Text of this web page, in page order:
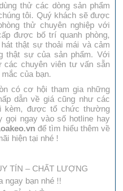
thử các dòng sản phẩm
tôi. Quý khách sẽ được
thử chuyên nghiệp với
được bố trí quanh phòng,
thật sự thoải mái và cảm
thật sự của sản phẩm. Với
chuyên viên tư vấn sẵn
của bạn.
có cơ hội tham gia những
dẫn về giá cũng như các
kèm, được tổ chức thường
gọi ngay vào số hotline hay
để tìm hiểu thêm về
hiện tại nhé !
TÍN – CHẤT LƯỢNG
ngay bạn nhé !!